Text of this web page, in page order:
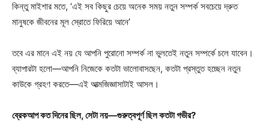
কিন্তু মাইশার মতে, ‘এই সব কিছুর চেয়ে অনেক সময় নতুন সম্পর্ক সবচেয়ে দ্রুত
মানুষকে জীবনের মূল স্রোতে ফিরিয়ে আনে’
তবে এর মানে এই নয় যে আপনি পুরোনো সম্পর্ক না ভুলতেই নতুন সম্পর্কে চলে যাবেন।
ব্যাপারটা হলো—আপনি নিজেকে কতটা ভালোবাসছেন, কতটা প্রস্তুত হচ্ছেন নতুন
কাউকে গ্রহণ করতে—এই আত্মজিজ্ঞাসাটাই আসল।
ব্রেকআপ কত দিনের ছিল, সেটা নয়—গুরুত্বপূর্ণ ছিল কতটা গভীর?